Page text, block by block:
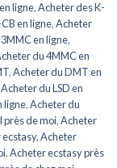
ligne,Acheter des K-
en ligne,Acheter
en ligne,
du 4MMC en
,Acheter du DMT en
Acheter du LSD en
ligne,Acheter du
près de moi,Acheter
,Acheter
,Acheter ecstasy près